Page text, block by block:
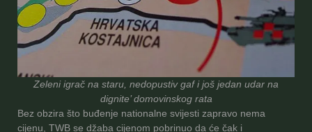
Zeleni igrač na staru, nedopustiv gaf i još jedan udar na
dignite’ domovinskog rata
Bez obzira što buđenje nationalne svijesti zapravo nema
cijenu, TWB se džaba cijenom pobrinuo da će čak i